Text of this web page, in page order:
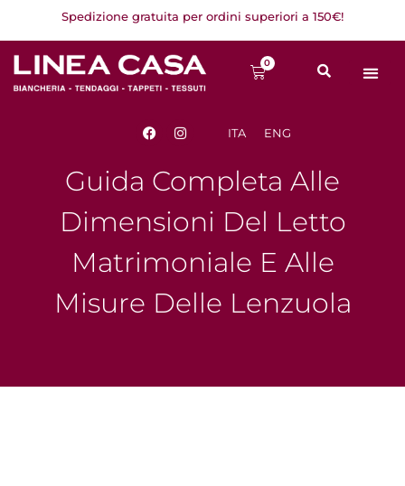
contenuto
Spedizione gratuita per ordini superiori a 150€!
0
Carrello
F
a
b
o
k
I
n
a
g
a
m
ITA ENG
Guida Completa Alle
Dimensioni Del Letto
Matrimoniale E Alle
Misure Delle Lenzuola